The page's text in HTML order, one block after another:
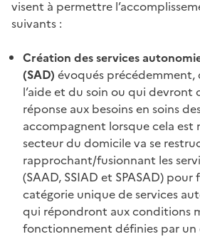
visent à permettre
suivants :
Création des services
(SAD) évoqués
l’aide et du soin ou qui devront
réponse aux besoins en soins
accompagnent lorsque cela est
secteur du domicile va se
rapprochant/fusionnant les
(SAAD, SSIAD et SPASAD)
catégorie unique de services
qui répondront aux conditions
fonctionnement définies par un